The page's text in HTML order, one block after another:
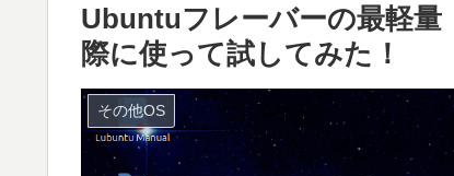
Ubuntuフレーバーの最軽
際に使って試してみた！
その他OS